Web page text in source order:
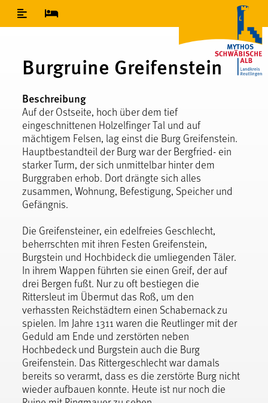
Inhaltsverzeichnis
Burgruine Greifenstein
Beschreibung
Auf der Ostseite, hoch über dem tief
eingeschnittenen Holzelfinger Tal und auf
mächtigem Felsen, lag einst die Burg Greifenstein.
Hauptbestandteil der Burg war der Bergfried- ein
starker Turm, der sich unmittelbar hinter dem
Burggraben erhob. Dort drängte sich alles
zusammen, Wohnung, Befestigung, Speicher und
Gefängnis.
Die Greifensteiner, ein edelfreies Geschlecht,
beherrschten mit ihren Festen Greifenstein,
Burgstein und Hochbideck die umliegenden Täler.
In ihrem Wappen führten sie einen Greif, der auf
drei Bergen fußt. Nur zu oft bestiegen die
Rittersleut im Übermut das Roß, um den
verhassten Reichstädtern einen Schabernack zu
spielen. Im Jahre 1311 waren die Reutlinger mit der
Geduld am Ende und zerstörten neben
Hochbedeck und Burgstein auch die Burg
Greifenstein. Das Rittergeschlecht war damals
bereits so verarmt, dass es die zerstörte Burg nicht
wieder aufbauen konnte. Heute ist nur noch die